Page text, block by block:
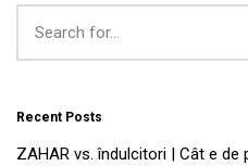
Recent Posts
ZAHAR vs. îndulcitori | Cât e